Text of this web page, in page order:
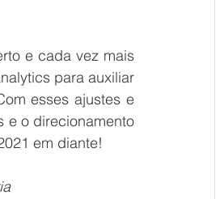
e cada vez mais
para auxiliar
esses ajustes e
e o direcionamento
em diante!